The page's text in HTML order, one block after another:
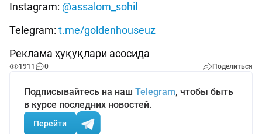
Instagram: @assalom_sohil
Telegram: t.me/goldenhouseuz
Реклама ҳуқуқлари асосида
1911 0 Поделиться
Подписывайтесь на наш Telegram, чтобы быть
в курсе последних новостей.
Перейти